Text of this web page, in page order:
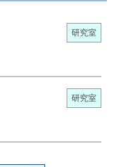
研究室
研究室